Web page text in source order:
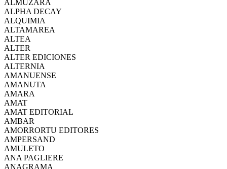
ALMUZARA
ALPHA DECAY
ALQUIMIA
ALTAMAREA
ALTEA
ALTER
ALTER EDICIONES
ALTERNIA
AMANUENSE
AMANUTA
AMARA
AMAT
AMAT EDITORIAL
AMBAR
AMORRORTU EDITORES
AMPERSAND
AMULETO
ANA PAGLIERE
ANAGRAMA